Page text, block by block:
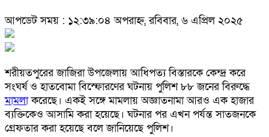
আপডেট সময় : ১২:৩৯:০৪ অপরাহ্ন, রবিবার, ৬ এপ্রিল ২০২৫
শরীয়তপুরের জাজিরা উপজেলায় আধিপত্য বিস্তারকে কেন্দ্র করে
সংঘর্ষ ও হাতবোমা বিস্ফোরণের ঘটনায় পুলিশ ৮৮ জনের বিরুদ্ধে
মামলাকরেছে। একই সঙ্গে মামলায় অজ্ঞাতনামা আরও এক হাজার
ব্যক্তিকেও আসামি করা হয়েছে। ঘটনার পর এখন পর্যন্ত সাতজনকে
গ্রেফতার করা হয়েছে বলে জানিয়েছে পুলিশ।